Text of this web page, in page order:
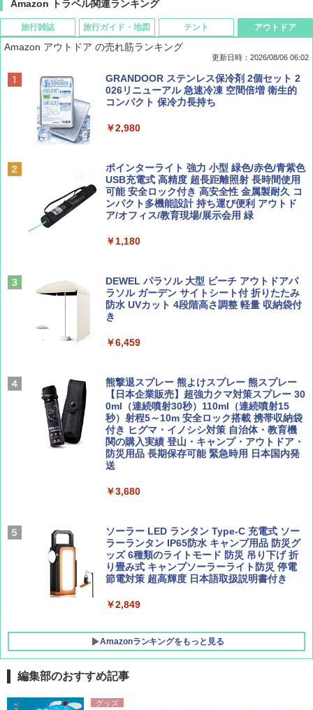
Amazon トラベル関連ランキング
旅行雑誌
ディズニーファン ２０２６年 ９月号 [雑
誌] (ＤＩＳＮＥＹ ＦＡＮ)
Coyote No.89 特集 星野道夫 夢見る旅
￥1,540
￥1,540
AIRLINE（エアライン）2026年9月号【特
￥1,760
BE-PAL(ビ-パル) 2026年 9 月号【特別付録:
SOTO ミニマル"旅"財布 ランダム2種】
￥1,500
旅行ガイド・地図
D40 地球の歩き方 チェンマイ タイ北部の魅
力的な町 2026～2027 地球の歩き方D アジア
A09 地球の歩き方 イタリア 2026～2027 地
球の歩き方A ヨーロッパ
￥2,479
パ
￥2,277
地球の歩き方 スター・ウォーズ
新しい日本地理 地図・統計・移動から読み
解く (講談社現代新書)
￥1,540
テント
[キャンパーズコレクション 山善] ポップアッ
プテント 傘みたいに広げて畳める パッとサ
ッとサンシェード キューブ フルクローズ メ
&ハイキング カーキ PATC-150(KH)
PYKES PEAK (パイクスピーク) 着替えテン
ト プライバシー テント 【中が透けない】 1
人用 折りたたみ 防災グッズ 災害用トイレ ビ
易 トイレテント (オリーブ)
ENDLESS BASE 《めざましテレビで紹介》
テント ワンタッチ RENEW 幅200 2-3人用 43
[キャンパーズコレクション 山善] 傘みたいに
広げるだけ パッとサッとテント ブラックコ
ーティング フルクローズ メッシュ 3-4人用
簡単設置 ポップアップテント エクルベージ
ュ(BC仕様) PATC-150B(EB)
￥8,991
収納 コンパクト 簡単設営 カンガルーテント
ソロキャンプ ソロテント
￥20,718
アウトドア
Amazon アウトドア の売れ筋ランキング
更新日時：2026/08/06 06:02
GRANDOOR ステンレス保冷剤 2個セット 2
026リニューアル 急速冷凍 空間倍増 衛生的
コンパクト 保冷力長持ち
￥2,980
ポインターライト 強力 小型 緑色/赤色/青紫色
USB充電式 高精度 超長距離照射 長時間使用
可能 安全ロック付き 高安全性 金属製耐久 コ
ンパクト多機能設計 持ち運び便利 アウトド
ア/オフィス/教育現場/展示会用 緑
￥1,180
DEWEL パラソル 大型 ビーチ アウトドアパ
ラソル ガーデン サイトシート付 折りたたみ
防水 UVカット 4段階高さ調整 軽量 収納袋付
き
￥6,459
熊撃退スプレー 熊よけスプレー 熊スプレー
【日本企業販売】超強力クマ対策スプレー 30
0ml（連続噴射30秒）110ml（連続噴射15
秒）射程5～10m 安全ロック搭載 携帯収納袋
付き ヒグマ・イノシシ対策 自治体・教育機
関の購入実績 登山・キャンプ・アウトドア・
防災用品 長期保存可能 緊急時用 日本国内発
送
￥3,680
ソーラー LED ランタン Type-C 充電式 ソー
ラーランタン IP65防水 キャンプ用品 防災グ
ッズ 6種類のライトモード 防災 吊り下げ 折
り畳み式 キャンプソーラーライト防災 停電
節電対策 超高輝度 日本語取扱説明書付き
￥2,849
Amazonランキングをもっと見る
編集部のおすすめ記事
グッズ